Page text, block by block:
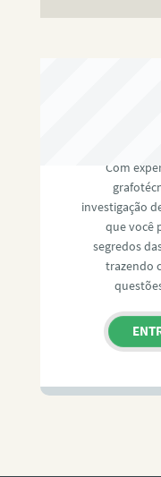
Com
investigação
que você
segredos
trazendo